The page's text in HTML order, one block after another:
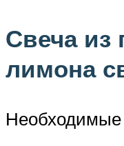
Свеча из
лимона